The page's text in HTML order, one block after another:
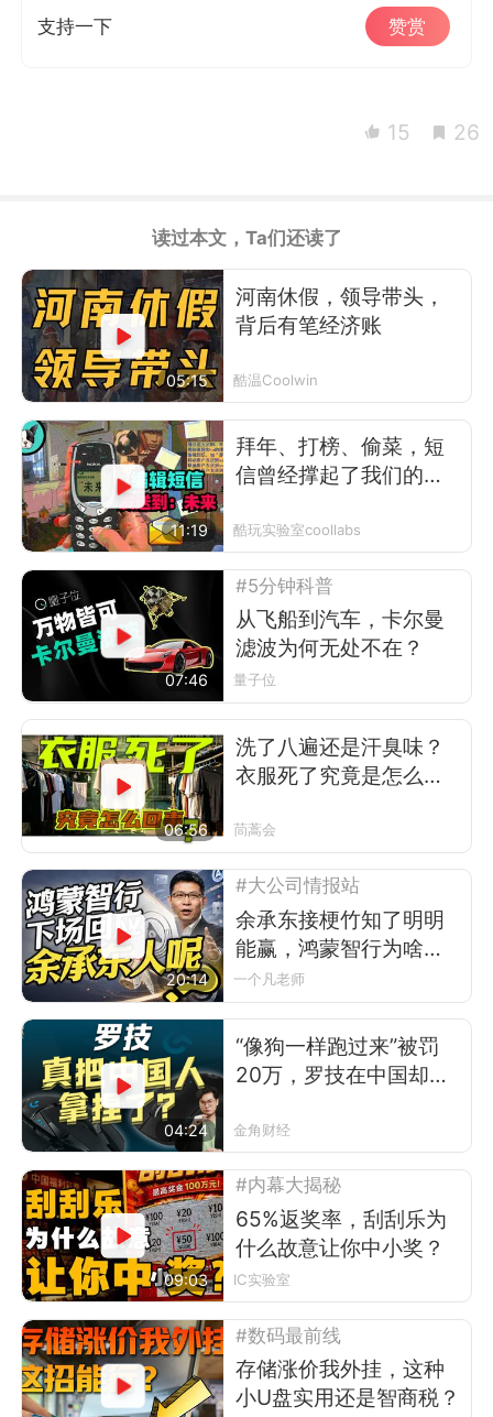
支持一下 赞赏
15 26
读过本文，Ta们还读了
05:15
河南休假，领导带头，
背后有笔经济账
酷温Coolwin
11:19
拜年、打榜、偷菜，短
信曾经撑起了我们的前
酷玩实验室coollabs
07:46
#5分钟科普
从飞船到汽车，卡尔曼
滤波为何无处不在？
量子位
06:56
洗了八遍还是汗臭味？
衣服死了究竟是怎么回
茼蒿会
20:14
#大公司情报站
余承东接梗竹知了明明
能赢，鸿蒙智行为啥不
让？
一个凡老师
04:24
“像狗一样跑过来”被罚
20万，罗技在中国却卖
金角财经
09:03
#内幕大揭秘
65%返奖率，刮刮乐为
什么故意让你中小奖？
IC实验室
#数码最前线
存储涨价我外挂，这种
小U盘实用还是智商税？